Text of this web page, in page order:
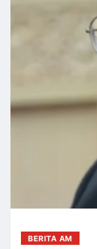
BERITA AM